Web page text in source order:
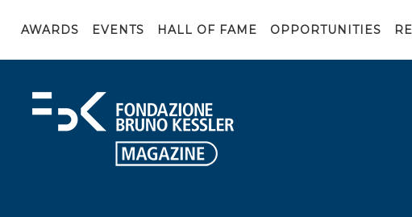
AWARDS EVENTS HALL OF FAME OPPORTUNITIES